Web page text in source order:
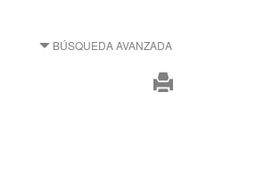
BÚSQUEDA AVANZADA